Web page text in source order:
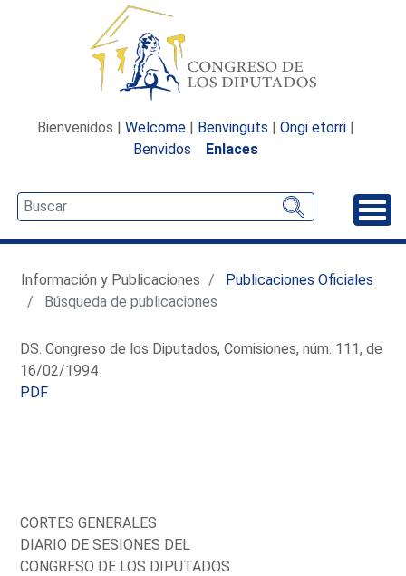
Bienvenidos | Welcome | Benvinguts | Ongi etorri |
Benvidos
Enlaces
Información y Publicaciones
Publicaciones Oficiales
Búsqueda de publicaciones
DS. Congreso de los Diputados, Comisiones, núm. 111, de
16/02/1994
PDF
CORTES GENERALES
DIARIO DE SESIONES DEL
CONGRESO DE LOS DIPUTADOS